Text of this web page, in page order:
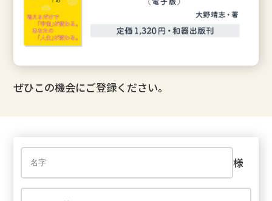
ぜひこの機会にご登録ください。
様